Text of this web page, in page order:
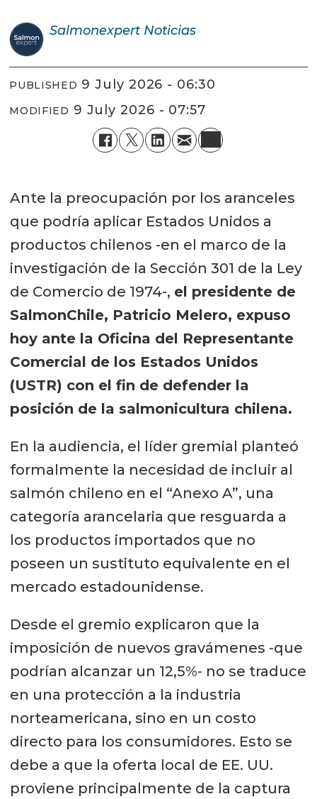
Salmonexpert Noticias
PUBLISHED 9 July 2026 - 06:30
MODIFIED 9 July 2026 - 07:57
Ante la preocupación por los aranceles
que podría aplicar Estados Unidos a
productos chilenos -en el marco de la
investigación de la Sección 301 de la Ley
de Comercio de 1974-, el presidente de
SalmonChile, Patricio Melero, expuso
hoy ante la Oficina del Representante
Comercial de los Estados Unidos
(USTR) con el fin de defender la
posición de la salmonicultura chilena.
En la audiencia, el líder gremial planteó
formalmente la necesidad de incluir al
salmón chileno en el “Anexo A”, una
categoría arancelaria que resguarda a
los productos importados que no
poseen un sustituto equivalente en el
mercado estadounidense.
Desde el gremio explicaron que la
imposición de nuevos gravámenes -que
podrían alcanzar un 12,5%- no se traduce
en una protección a la industria
norteamericana, sino en un costo
directo para los consumidores. Esto se
debe a que la oferta local de EE. UU.
proviene principalmente de la captura